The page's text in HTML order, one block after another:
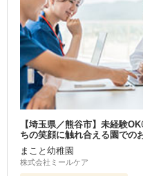
【埼玉県／熊谷市】未経験
ちの笑顔に触れ合える園での
まこと幼稚園
株式会社ミールケア